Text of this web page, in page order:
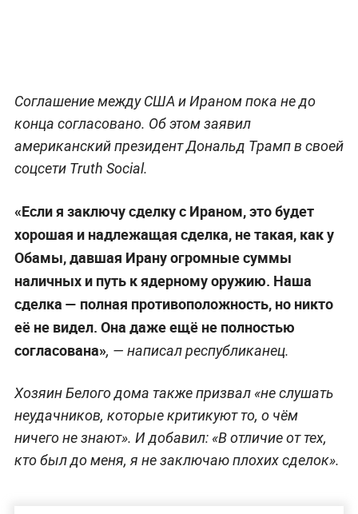
Соглашение между США и Ираном пока не до
конца согласовано. Об этом заявил
американский президент Дональд Трамп в своей
соцсети Truth Social.
«Если я заключу сделку с Ираном, это будет
хорошая и надлежащая сделка, не такая, как у
Обамы, давшая Ирану огромные суммы
наличных и путь к ядерному оружию. Наша
сделка — полная противоположность, но никто
её не видел. Она даже ещё не полностью
согласована», — написал республиканец.
Хозяин Белого дома также призвал «не слушать
неудачников, которые критикуют то, о чём
ничего не знают». И добавил: «В отличие от тех,
кто был до меня, я не заключаю плохих сделок».